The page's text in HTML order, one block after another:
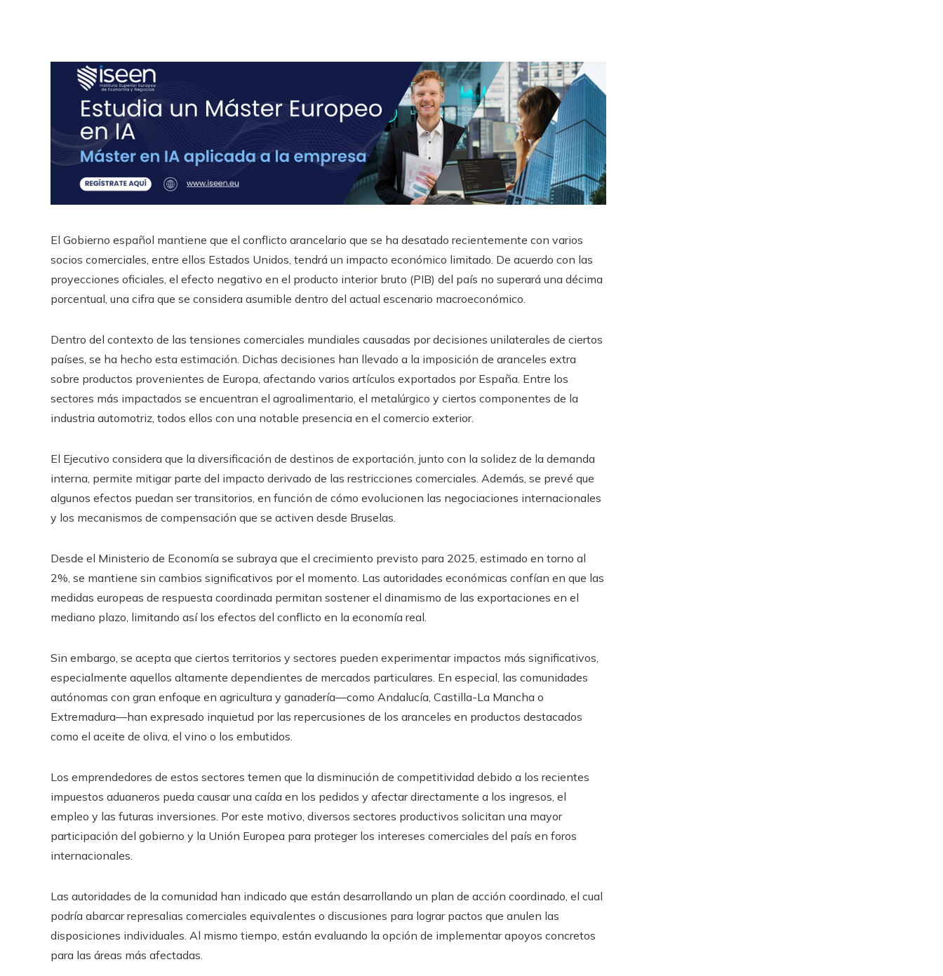
El Gobierno español mantiene que el conflicto arancelario que se ha desatado recientemente con varios
socios comerciales, entre ellos Estados Unidos, tendrá un impacto económico limitado. De acuerdo con las
proyecciones oficiales, el efecto negativo en el producto interior bruto (PIB) del país no superará una décima
porcentual, una cifra que se considera asumible dentro del actual escenario macroeconómico.
Dentro del contexto de las tensiones comerciales mundiales causadas por decisiones unilaterales de ciertos
países, se ha hecho esta estimación. Dichas decisiones han llevado a la imposición de aranceles extra
sobre productos provenientes de Europa, afectando varios artículos exportados por España. Entre los
sectores más impactados se encuentran el agroalimentario, el metalúrgico y ciertos componentes de la
industria automotriz, todos ellos con una notable presencia en el comercio exterior.
El Ejecutivo considera que la diversificación de destinos de exportación, junto con la solidez de la demanda
interna, permite mitigar parte del impacto derivado de las restricciones comerciales. Además, se prevé que
algunos efectos puedan ser transitorios, en función de cómo evolucionen las negociaciones internacionales
y los mecanismos de compensación que se activen desde Bruselas.
Desde el Ministerio de Economía se subraya que el crecimiento previsto para 2025, estimado en torno al
2%, se mantiene sin cambios significativos por el momento. Las autoridades económicas confían en que las
medidas europeas de respuesta coordinada permitan sostener el dinamismo de las exportaciones en el
mediano plazo, limitando así los efectos del conflicto en la economía real.
Sin embargo, se acepta que ciertos territorios y sectores pueden experimentar impactos más significativos,
especialmente aquellos altamente dependientes de mercados particulares. En especial, las comunidades
autónomas con gran enfoque en agricultura y ganadería—como Andalucía, Castilla-La Mancha o
Extremadura—han expresado inquietud por las repercusiones de los aranceles en productos destacados
como el aceite de oliva, el vino o los embutidos.
Los emprendedores de estos sectores temen que la disminución de competitividad debido a los recientes
impuestos aduaneros pueda causar una caída en los pedidos y afectar directamente a los ingresos, el
empleo y las futuras inversiones. Por este motivo, diversos sectores productivos solicitan una mayor
participación del gobierno y la Unión Europea para proteger los intereses comerciales del país en foros
internacionales.
Las autoridades de la comunidad han indicado que están desarrollando un plan de acción coordinado, el cual
podría abarcar represalias comerciales equivalentes o discusiones para lograr pactos que anulen las
disposiciones individuales. Al mismo tiempo, están evaluando la opción de implementar apoyos concretos
para las áreas más afectadas.